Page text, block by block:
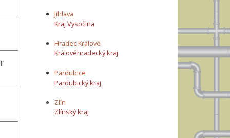
Jihlava
Kraj Vysočina
Hradec Králové
Královéhradecký kraj
Pardubice
Pardubický kraj
Zlín
Zlínský kraj